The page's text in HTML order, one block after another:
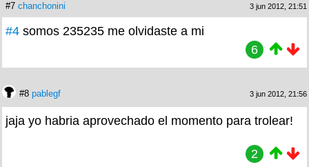
#7 chanchonini 3 jun 2012, 21:51
#4 somos 235235 me olvidaste a mi
6
#8 pablegf 3 jun 2012, 21:56
jaja yo habria aprovechado el momento para trolear!
2